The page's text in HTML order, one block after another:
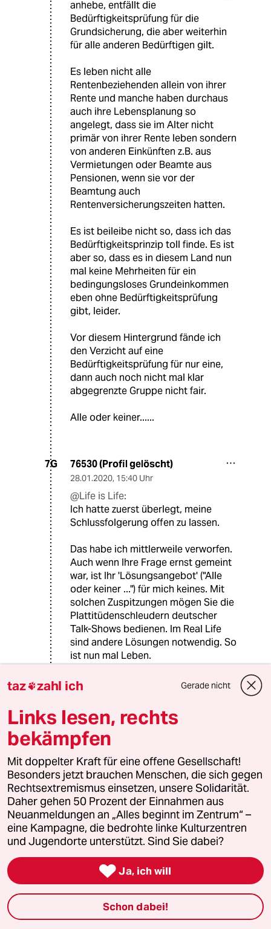
anhebe, entfällt die
Bedürftigkeitsprüfung für die
Grundsicherung, die aber weiterhin
für alle anderen Bedürftigen gilt.
Es leben nicht alle
Rentenbeziehenden allein von ihrer
Rente und manche haben durchaus
auch ihre Lebensplanung so
angelegt, dass sie im Alter nicht
primär von ihrer Rente leben sondern
von anderen Einkünften z.B. aus
Vermietungen oder Beamte aus
Pensionen, wenn sie vor der
Beamtung auch
Rentenversicherungszeiten hatten.
Es ist beileibe nicht so, dass ich das
Bedürftigkeitsprinzip toll finde. Es ist
aber so, dass es in diesem Land nun
mal keine Mehrheiten für ein
bedingungsloses Grundeinkommen
eben ohne Bedürftigkeitsprüfung
gibt, leider.
Vor diesem Hintergrund fände ich
den Verzicht auf eine
Bedürftigkeitsprüfung für nur eine,
dann auch noch nicht mal klar
abgegrenzte Gruppe nicht fair.
Alle oder keiner......
7G 76530 (Profil gelöscht)
28.01.2020, 15:40 Uhr
@Life is Life:
Ich hatte zuerst überlegt, meine
Schlussfolgerung offen zu lassen.
Das habe ich mittlerweile verworfen.
Auch wenn Ihre Frage ernst gemeint
war, ist Ihr 'Lösungsangebot' ("Alle
oder keiner ...") für mich keines. Mit
solchen Zuspitzungen mögen Sie die
Plattitüdenschleudern deutscher
Talk-Shows bedienen. Im Real Life
sind andere Lösungen notwendig. So
ist nun mal Leben.
möglich ist - und goutiert wird, sagt
soziales Handeln in diesem Lande
aus.
Gerne verweise ich auf den Post von
@Ricky-13, der bereits das Thema
'Würde' benannt hat.
Würde in Deutschland - und auch
anderswo - ist nur noch im Konjunktiv
bekannt. Ansonsten ist es eine leere
Worthülse geworden.
76530 (Profil gelöscht)
28.01.2020, 13:03 Uhr
@Life is Life:
Jetzt verstehe ich Ihre Ausführungen
besser. Der Kontext mit dem Post
taz zahl ich Gerade nicht
Links lesen, rechts
bekämpfen
Mit doppelter Kraft für eine offene Gesellschaft!
Besonders jetzt brauchen Menschen, die sich gegen
Rechtsextremismus einsetzen, unsere Solidarität.
Daher gehen 50 Prozent der Einnahmen aus
Neuanmeldungen an „Alles beginnt im Zentrum“ –
eine Kampagne, die bedrohte linke Kulturzentren
und Jugendorte unterstützt. Sind Sie dabei?
 Ja, ich will
Schon dabei!